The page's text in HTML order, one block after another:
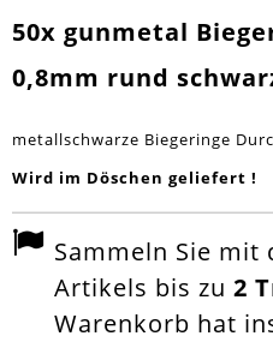
50x gunmetal
0,8mm rund
metallschwarze Biegeringe
Wird im Döschen geliefert !
Sammeln Sie mit
Artikels bis zu 2
Warenkorb hat